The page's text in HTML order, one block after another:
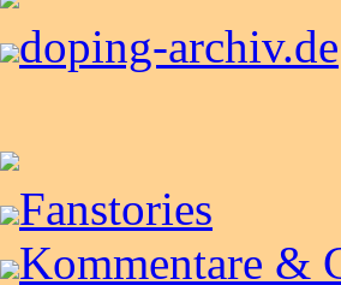
doping-archiv.de
Fanstories
Kommentare &